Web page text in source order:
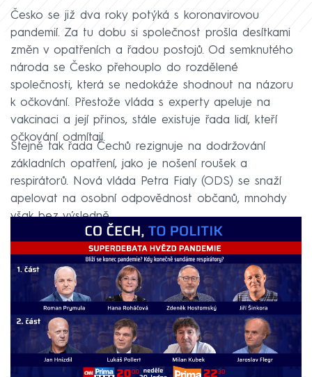
Česko se již dva roky potýká s koronavirovou
pandemií. Za tu dobu si společnost prošla desítkami
změn v opatřeních a řadou postojů. Od semknutého
národa se Česko přehouplo do rozdělené
společnosti, která se nedokáže shodnout na názoru
k očkování. Přestože vláda s experty apeluje na
vakcinaci a její přinos, stále existuje řada lidí, kteří
očkování odmítají.
Stejně tak řada Čechů rezignuje na dodržování
základních opatření, jako je nošení roušek a
respirátorů. Nová vláda Petra Fialy (ODS) se snaží
apelovat na osobní odpovědnost občanů, mnohdy
však bez výsledně.